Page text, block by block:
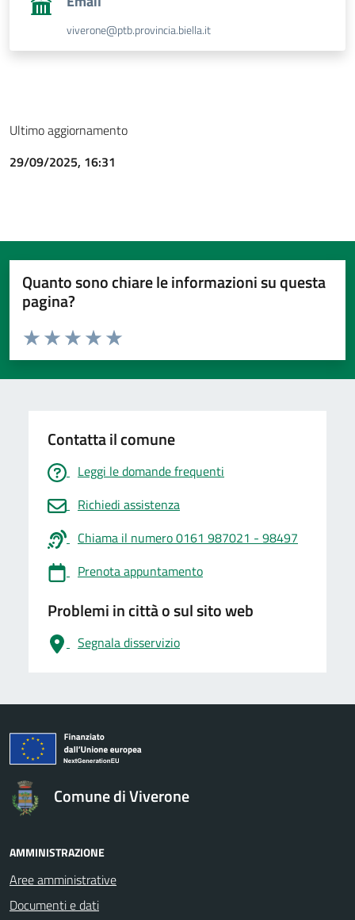
viverone@ptb.provincia.biella.it
Ultimo aggiornamento
29/09/2025, 16:31
Quanto sono chiare le informazioni su questa
pagina?
Valuta da 1 a 5 stelle la pagina
Valuta 5 stelle su 5
Valuta 4 stelle su 5
Valuta 3 stelle su 5
Valuta 2 stelle su 5
Valuta 1 stelle su 5
Contatta il comune
Leggi le domande frequenti
Richiedi assistenza
Chiama il numero 0161 987021 - 98497
Prenota appuntamento
Problemi in città o sul sito web
Segnala disservizio
logo Unione Europea
Comune di Viverone
AMMINISTRAZIONE
Aree amministrative
Documenti e dati